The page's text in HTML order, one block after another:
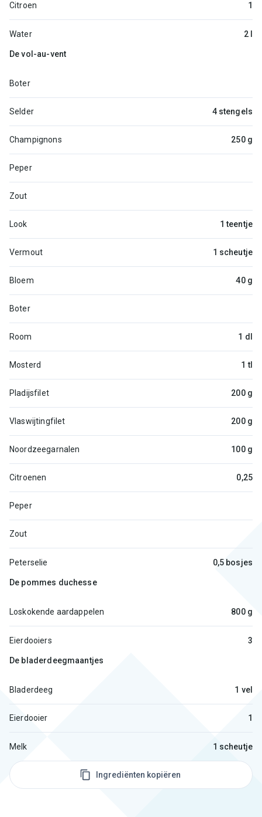
Citroen 1
Water 2 l
De vol-au-vent
Boter
Selder 4 stengels
Champignons 250 g
Peper
Zout
Look 1 teentje
Vermout 1 scheutje
Bloem 40 g
Boter
Room 1 dl
Mosterd 1 tl
Pladijsfilet 200 g
Vlaswijtingfilet 200 g
Noordzeegarnalen 100 g
Citroenen 0,25
Peper
Zout
Peterselie 0,5 bosjes
De pommes duchesse
Loskokende aardappelen 800 g
Eierdooiers 3
De bladerdeegmaantjes
Bladerdeeg 1 vel
Eierdooier 1
Melk 1 scheutje
Ingrediënten kopiëren